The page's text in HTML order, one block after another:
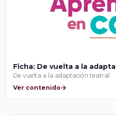
Ficha: De vuelta a la
De vuelta a la adaptación teatral
Ver contenido